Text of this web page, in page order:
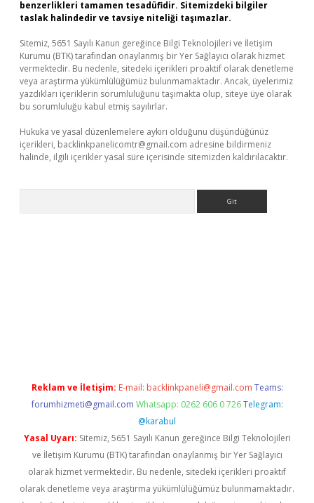
benzerlikleri tamamen tesadüfidir. Sitemizdeki bilgiler
taslak halindedir ve tavsiye niteliği taşımazlar.
Sitemiz, 5651 Sayılı Kanun gereğince Bilgi Teknolojileri ve İletişim
Kurumu (BTK) tarafından onaylanmış bir Yer Sağlayıcı olarak hizmet
vermektedir. Bu nedenle, sitedeki içerikleri proaktif olarak denetleme
veya araştırma yükümlülüğümüz bulunmamaktadır. Ancak, üyelerimiz
yazdıkları içeriklerin sorumluluğunu taşımakta olup, siteye üye olarak
bu sorumluluğu kabul etmiş sayılırlar.
Hukuka ve yasal düzenlemelere aykırı olduğunu düşündüğünüz
içerikleri, backlinkpanelicomtr@gmail.com adresine bildirmeniz
halinde, ilgili içerikler yasal süre içerisinde sitemizden kaldırılacaktır.
Reklam ve İletişim: E-mail: backlinkpaneli@gmail.com Teams:
forumhizmeti@gmail.com Whatsapp: 0262 606 0 726 Telegram:
@karabul
Yasal Uyarı: Sitemiz, 5651 Sayılı Kanun gereğince Bilgi Teknolojileri
ve İletişim Kurumu (BTK) tarafından onaylanmış bir Yer Sağlayıcı
olarak hizmet vermektedir. Bu nedenle, sitedeki içerikleri proaktif
olarak denetleme veya araştırma yükümlülüğümüz bulunmamaktadır.